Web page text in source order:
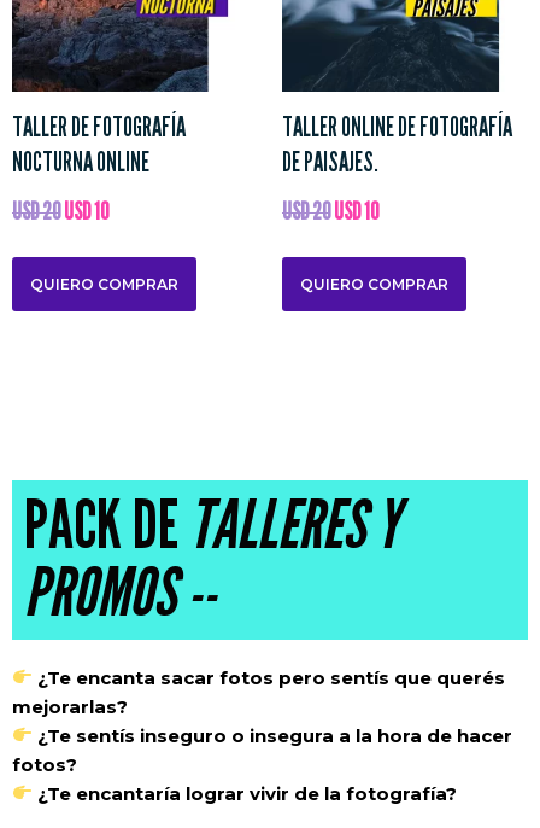
TALLER DE FOTOGRAFÍA
NOCTURNA ONLINE
USD20USD10
QUIERO COMPRAR
TALLER ONLINE DE FOTOGRAFÍA
DE PAISAJES.
USD20USD10
QUIERO COMPRAR
PACK DE TALLERES Y
PROMOS --
¿Te encanta sacar fotos pero sentís que querés
mejorarlas?
¿Te sentís inseguro o insegura a la hora de hacer
fotos?
¿Te encantaría lograr vivir de la fotografía?